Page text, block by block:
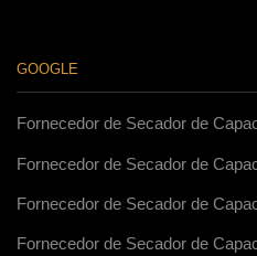
GOOGLE
Fornecedor de Secador de
Fornecedor de Secador de
Fornecedor de Secador de
Fornecedor de Secador de